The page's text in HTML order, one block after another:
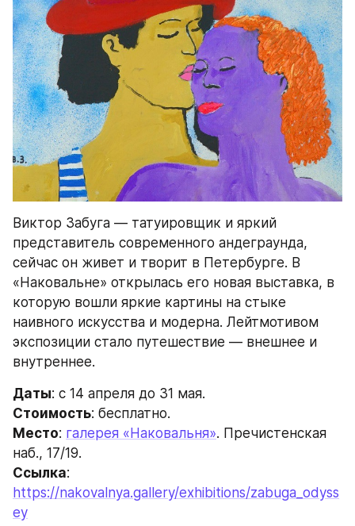
Виктор Забуга — татуировщик и яркий
представитель современного андеграунда,
сейчас он живет и творит в Петербурге. В
«Наковальне» открылась его новая выставка, в
которую вошли яркие картины на стыке
наивного искусства и модерна. Лейтмотивом
экспозиции стало путешествие — внешнее и
внутреннее.
Даты: с 14 апреля до 31 мая.
Стоимость: бесплатно.
Место: галерея «Наковальня». Пречистенская
наб., 17/19.
Ссылка
https://nakovalnya.gallery/exhibitions/zabuga_odyss
ey